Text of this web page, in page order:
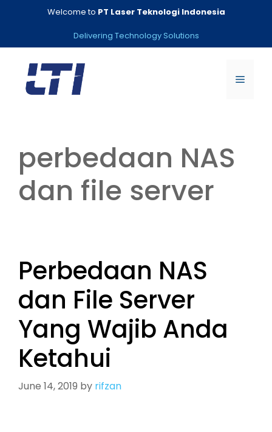
Welcome to PT Laser Teknologi Indonesia
Delivering Technology Solutions
Menu
perbedaan NAS
dan file server
Perbedaan NAS
dan File Server
Yang Wajib Anda
Ketahui
June 14, 2019 by rifzan